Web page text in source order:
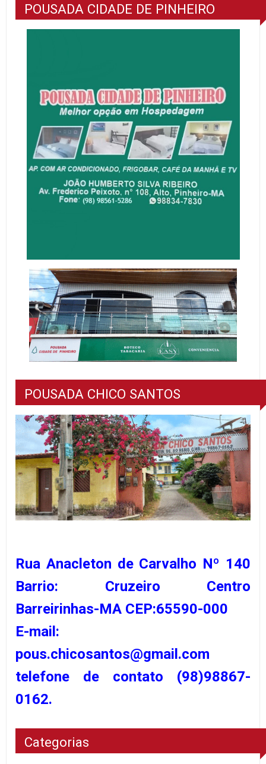
POUSADA CIDADE DE PINHEIRO
POUSADA CHICO SANTOS
Rua Anacleton de Carvalho Nº 140
Barrio: Cruzeiro Centro
Barreirinhas-MA CEP:65590-000
E-mail:
pous.chicosantos@gmail.com
telefone de contato (98)98867-
0162.
Categorias